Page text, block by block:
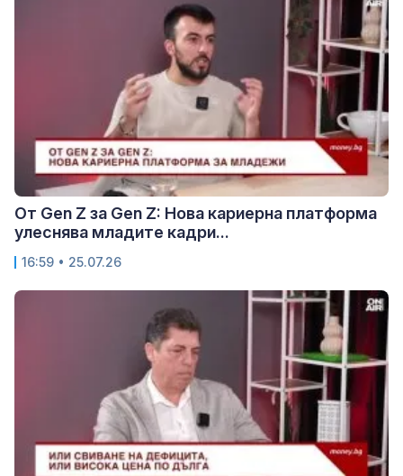
От Gen Z за Gen Z: Нова кариерна платформа
улеснява младите кадри...
16:59 • 25.07.26